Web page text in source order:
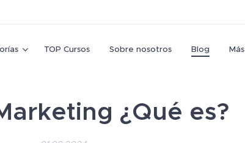
TOP Cursos Sobre nosotros Blog Más
¿Qué es?